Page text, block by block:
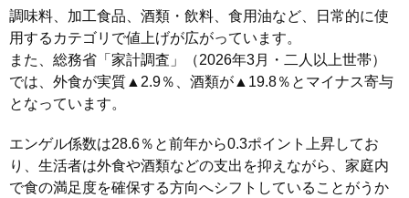
調味料、加工食品、酒類・飲料、食用油など、日常的に使
用するカテゴリで値上げが広がっています。
また、総務省「家計調査」（2026年3月・二人以上世帯）
では、外食が実質▲2.9％、酒類が▲19.8％とマイナス寄与
となっています。
エンゲル係数は28.6％と前年から0.3ポイント上昇してお
り、生活者は外食や酒類などの支出を抑えながら、家庭内
で食の満足度を確保する方向へシフトしていることがうか